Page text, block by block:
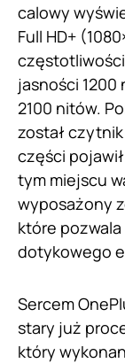
calowy
Full HD+
jasności
2100 nitów.
został
części
tym miejscu
wyposażony
które
dotykowego
Sercem
stary już
który